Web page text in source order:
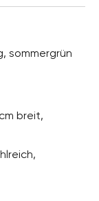
sommergrün
breit,